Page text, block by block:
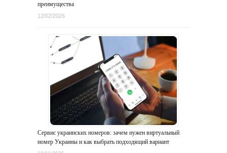
преимущества
12/02/2026
Сервис украинских номеров: зачем нужен виртуальный
номер Украины и как выбрать подходящий вариант